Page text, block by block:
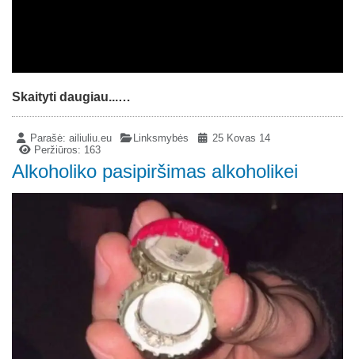
Skaityti daugiau...…
Parašė:ailiuliu.eu Linksmybės
25 Kovas 14
Peržiūros: 163
Alkoholiko pasipiršimas alkoholikei